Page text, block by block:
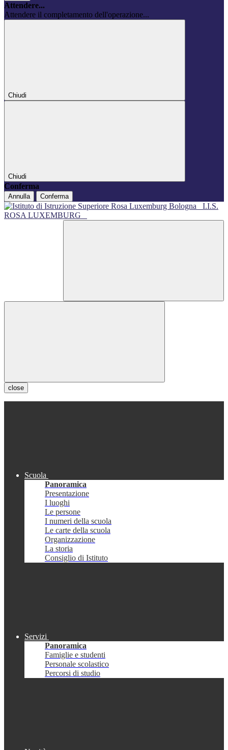
Attendere...
Attendere il completamento dell'operazione...
Chiudi
Chiudi
Conferma
Annulla Conferma
I.I.S.
ROSA LUXEMBURG
close
Scuola
Panoramica
Presentazione
I luoghi
Le persone
I numeri della scuola
Le carte della scuola
Organizzazione
La storia
Consiglio di Istituto
Servizi
Panoramica
Famiglie e studenti
Personale scolastico
Percorsi di studio